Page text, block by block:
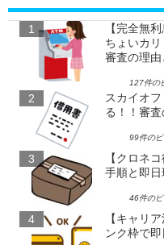
【完全無
ちょいカ
審査の理
127件の
スカイオ
る！！審査
99件の
【クロネ
手順と即
46件の
【キャリ
ンク枠で